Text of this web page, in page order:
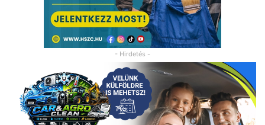
- Hirdetés -